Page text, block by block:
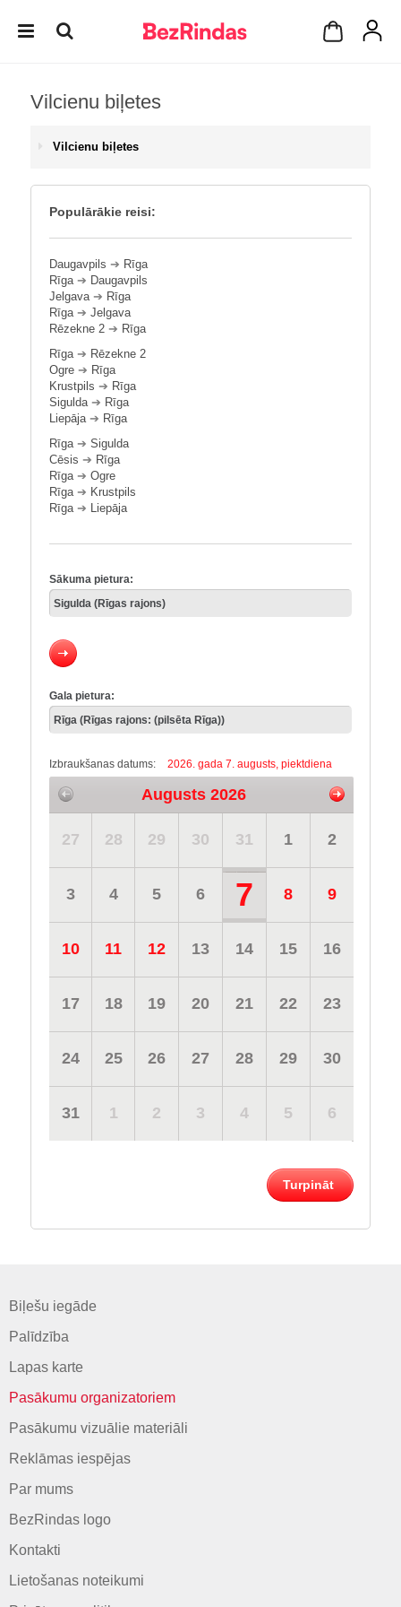
Vilcienu biļetes
Vilcienu biļetes
Populārākie reisi:
Daugavpils ➔ Rīga
Rīga➔ Daugavpils
Jelgava➔ Rīga
Rīga➔ Jelgava
Rēzekne 2 ➔ Rīga
Rīga➔ Rēzekne 2
Ogre ➔ Rīga
Krustpils ➔ Rīga
Sigulda➔ Rīga
Liepāja➔ Rīga
Rīga➔ Sigulda
Cēsis ➔ Rīga
Rīga➔ Ogre
Rīga➔ Krustpils
Rīga➔ Liepāja
Sākuma pietura:
Gala pietura:
Izbraukšanas datums: 2026. gada 7. augusts, piektdiena
Augusts 2026
27 28 29 30 31 1 2
3 4 5 6 7 8 9
10 11 12 13 14 15 16
17 18 19 20 21 22 23
24 25 26 27 28 29 30
31 1 2 3 4 5 6
Turpināt
Biļešu iegāde
Palīdzība
Lapas karte
Pasākumu organizatoriem
Pasākumu vizuālie materiāli
Reklāmas iespējas
Par mums
BezRindas logo
Kontakti
Lietošanas noteikumi